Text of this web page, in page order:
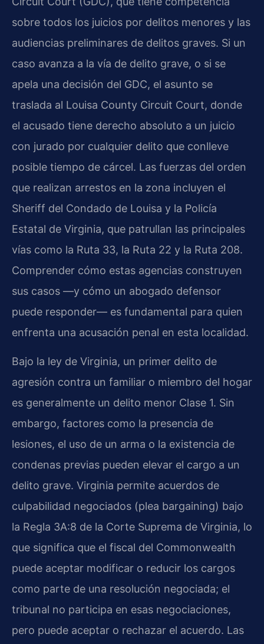
sobre todos los juicios por delitos menores y las
audiencias preliminares de delitos graves. Si un
caso avanza a la vía de delito grave, o si se
apela una decisión del GDC, el asunto se
traslada al Louisa County Circuit Court, donde
el acusado tiene derecho absoluto a un juicio
con jurado por cualquier delito que conlleve
posible tiempo de cárcel. Las fuerzas del orden
que realizan arrestos en la zona incluyen el
Sheriff del Condado de Louisa y la Policía
Estatal de Virginia, que patrullan las principales
vías como la Ruta 33, la Ruta 22 y la Ruta 208.
Comprender cómo estas agencias construyen
sus casos —y cómo un abogado defensor
puede responder— es fundamental para quien
enfrenta una acusación penal en esta localidad.
Bajo la ley de Virginia, un primer delito de
agresión contra un familiar o miembro del hogar
es generalmente un delito menor Clase 1. Sin
embargo, factores como la presencia de
lesiones, el uso de un arma o la existencia de
condenas previas pueden elevar el cargo a un
delito grave. Virginia permite acuerdos de
culpabilidad negociados (plea bargaining) bajo
la Regla 3A:8 de la Corte Suprema de Virginia, lo
que significa que el fiscal del Commonwealth
puede aceptar modificar o reducir los cargos
como parte de una resolución negociada; el
tribunal no participa en esas negociaciones,
pero puede aceptar o rechazar el acuerdo. Las